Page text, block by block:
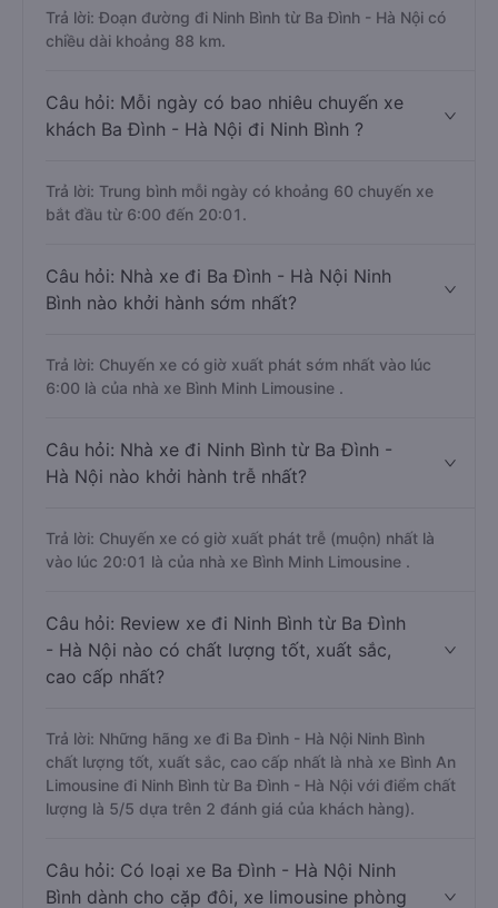
Trả lời: Đoạn đường đi Ninh Bình từ Ba Đình - Hà Nội có
chiều dài khoảng 88 km.
Câu hỏi: Mỗi ngày có bao nhiêu chuyến xe
khách Ba Đình - Hà Nội đi Ninh Bình ?
Trả lời: Trung bình mỗi ngày có khoảng 60 chuyến xe
bắt đầu từ 6:00 đến 20:01.
Câu hỏi: Nhà xe đi Ba Đình - Hà Nội Ninh
Bình nào khởi hành sớm nhất?
Trả lời: Chuyến xe có giờ xuất phát sớm nhất vào lúc
6:00 là của nhà xe Bình Minh Limousine .
Câu hỏi: Nhà xe đi Ninh Bình từ Ba Đình -
Hà Nội nào khởi hành trễ nhất?
Trả lời: Chuyến xe có giờ xuất phát trễ (muộn) nhất là
vào lúc 20:01 là của nhà xe Bình Minh Limousine .
Câu hỏi: Review xe đi Ninh Bình từ Ba Đình
- Hà Nội nào có chất lượng tốt, xuất sắc,
cao cấp nhất?
Trả lời: Những hãng xe đi Ba Đình - Hà Nội Ninh Bình
chất lượng tốt, xuất sắc, cao cấp nhất là nhà xe Bình An
Limousine đi Ninh Bình từ Ba Đình - Hà Nội với điểm chất
lượng là 5/5 dựa trên 2 đánh giá của khách hàng).
Câu hỏi: Có loại xe Ba Đình - Hà Nội Ninh
Bình dành cho cặp đôi, xe limousine phòng